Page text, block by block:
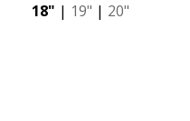
18" | 19" | 20"